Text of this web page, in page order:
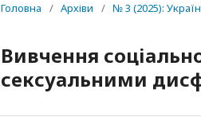
Головна / Архіви / № 3 (2025):
Вивчення
сексуальними